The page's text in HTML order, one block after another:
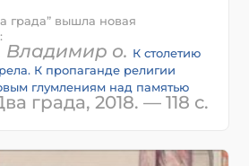
града” вышла новая
Владимир о. К столетию
К пропаганде религии
глумлениям над памятью
града, 2018. — 118 с.